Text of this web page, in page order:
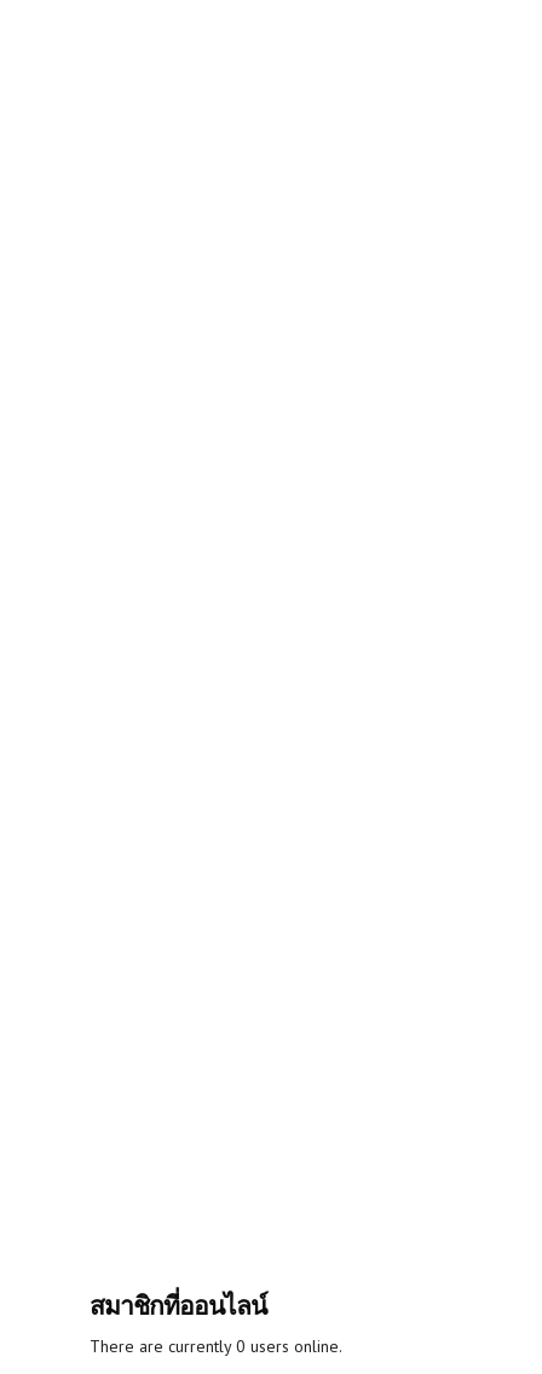
สมาชิกที่ออนไลน์
There are currently 0 users online.